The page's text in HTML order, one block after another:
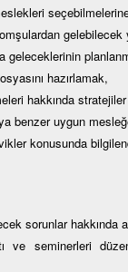
geleceklerinin
hazırlamak,
hakkında stratejiler
benzer uygun
konusunda
sorunlar hakkında
ve seminerleri